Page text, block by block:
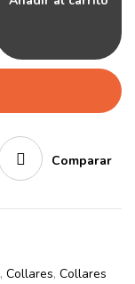
Comparar
, Collares, Collares